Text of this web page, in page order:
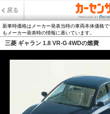
戻る
新車時価格はメーカー発表当時の車両本体価格
もメーカー発表時の情報に基いています。
三菱 ギャラン 1.8 VR-G 4WDの燃費